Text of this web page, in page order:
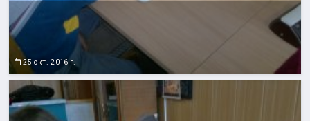
25 окт. 2016 г.